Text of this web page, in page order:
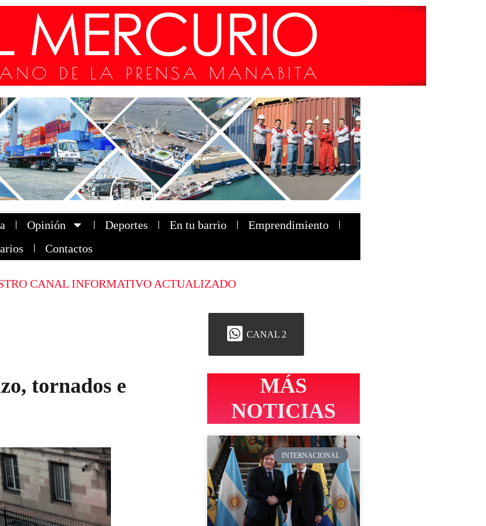
Opinión Deportes En tu barrio
Emprendimiento
Contactos
CANAL INFORMATIVO ACTUALIZADO
CANAL 2
tornados e
MÁS
NOTICIAS
INTERNACIONAL